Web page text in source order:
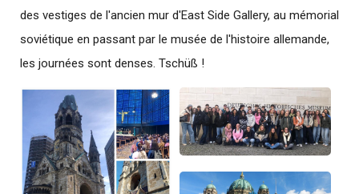
des vestiges de l'ancien mur d'East Side Gallery, au mémorial
soviétique en passant par le musée de l'histoire allemande,
les journées sont denses. Tschüß !